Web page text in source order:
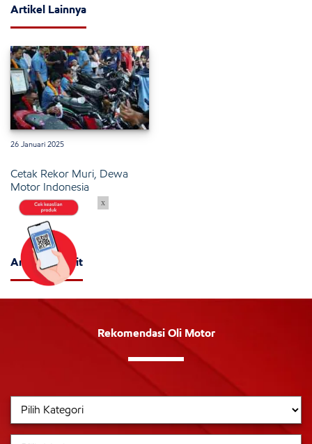
Artikel Lainnya
26 Januari 2025
Cetak Rekor Muri, Dewa
Motor Indonesia
Artikel Terkait
Rekomendasi Oli Motor
x